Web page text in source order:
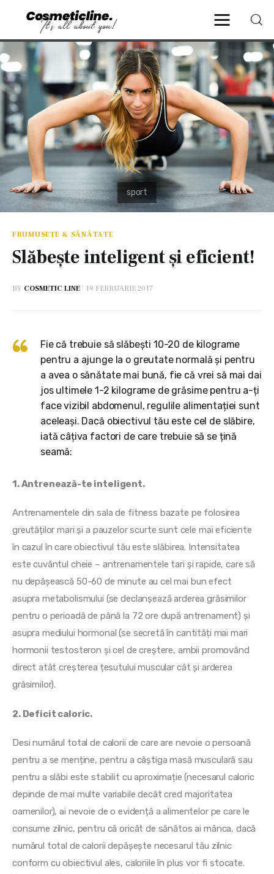
CosmeticLine.
It's all about you!
Frumusețe & Sănătate
Beauty & LifeStyle
Cosmetică Medicală
Anti Aging Medicine
FRUMUSEȚE & SĂNĂTATE
Slăbește inteligent și eficient!
BY COSMETIC LINE 19 FEBRUARIE 2017
Fie că trebuie să slăbești 10-20 de kilograme
pentru a ajunge la o greutate normală și pentru
a avea o sănătate mai bună, fie că vrei să mai dai
jos ultimele 1-2 kilograme de grăsime pentru a-ți
face vizibil abdomenul, regulile alimentației sunt
aceleași. Dacă obiectivul tău este cel de slăbire,
iată câțiva factori de care trebuie să se țină
seamă:
1. Antrenează-te inteligent.
Antrenamentele din sala de fitness bazate pe folosirea
greutăților mari și a pauzelor scurte sunt cele mai eficiente
în cazul în care obiectivul tău este slăbirea. Intensitatea
este cuvântul cheie – antrenamentele tari și rapide, care să
nu depășească 50-60 de minute au cel mai bun efect
asupra metabolismului (se declanșează arderea grăsimilor
pentru o perioadă de până la 72 ore după antrenament) și
asupra mediului hormonal (se secretă în cantități mai mari
hormonii testosteron și cel de creștere, ambii promovând
direct atât creșterea țesutului muscular cât și arderea
grăsimilor).
2. Deficit caloric.
Desi numărul total de calorii de care are nevoie o persoană
pentru a se menține, pentru a câștiga masă musculară sau
pentru a slăbi este stabilit cu aproximație (necesarul caloric
depinde de mai multe variabile decât cred majoritatea
oamenilor), ai nevoie de o evidență a alimentelor pe care le
consume zilnic, pentru că oricât de sănătos ai mânca, dacă
numărul total de calorii depășește necesarul tău zilnic
conform cu obiectivul ales, caloriile în plus vor fi stocate.